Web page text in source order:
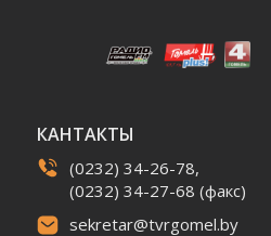
КАНТАКТЫ
(0232) 34-26-78,
(0232) 34-27-68 (факс)
sekretar@tvrgomel.by